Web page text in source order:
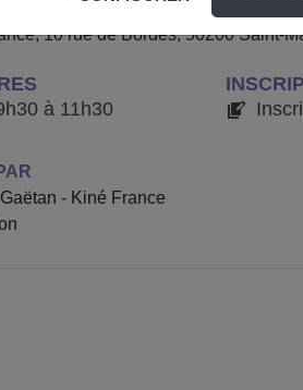
et aux moyens de prévention des
10 rue de Bordes, 50200 Saint-
à 11h30
- Kiné France